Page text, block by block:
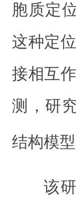
胞质定
这种定
接相互
测，研
结构模
该